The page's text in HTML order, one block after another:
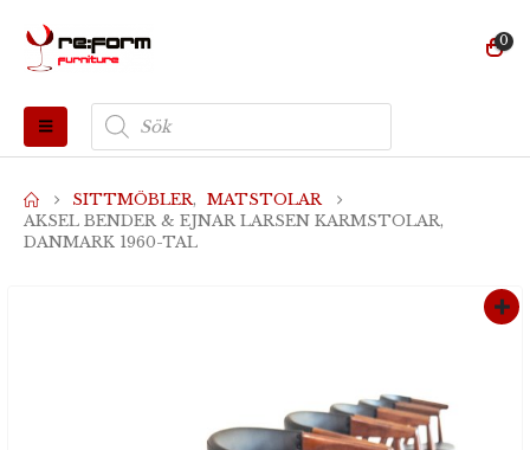
0
Produktsökning
SITTMÖBLER, MATSTOLAR
AKSEL BENDER & EJNAR LARSEN KARMSTOLAR,
DANMARK 1960-TAL